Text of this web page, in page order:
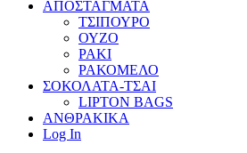
ΑΠΟΣΤΑΓΜΑΤΑ
ΤΣΙΠΟΥΡΟ
ΟΥΖΟ
ΡΑΚΙ
ΡΑΚΟΜΕΛΟ
ΣΟΚΟΛΑΤΑ-ΤΣΑΙ
LIPTON BAGS
ΑΝΘΡΑΚΙΚΑ
Log In